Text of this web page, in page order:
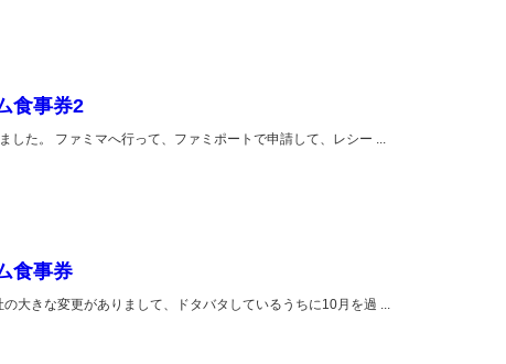
食事券2
した。 ファミマへ行って、ファミポートで申請して、レシー ...
食事券
大きな変更がありまして、ドタバタしているうちに10月を過 ...